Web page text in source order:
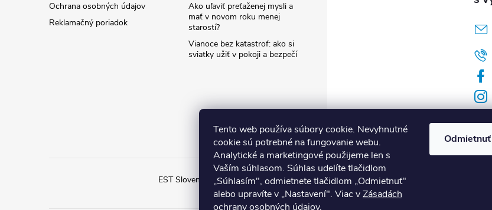
Tento web používa súbory cookie. Nevyhnutné
cookie sú potrebné na fungovanie webu.
Analytické a marketingové použijeme len s
Vaším súhlasom. Súhlas udelíte tlačidlom
„Súhlasím", odmietnete tlačidlom „Odmietnuť"
alebo upravíte v „Nastavení". Viac vZásadách
ochrany osobných údajov.
Odmietnuť
Ochrana osobných údajov
Reklamačný poriadok
Ako uľaviť preťaženej mysli a
mať v novom roku menej
starostí?
Vianoce bez katastrof: ako si
sviatky užiť v pokoji a bezpečí
EST Slovensko Inteligentné termostaty tado° Nuki Smart Lock